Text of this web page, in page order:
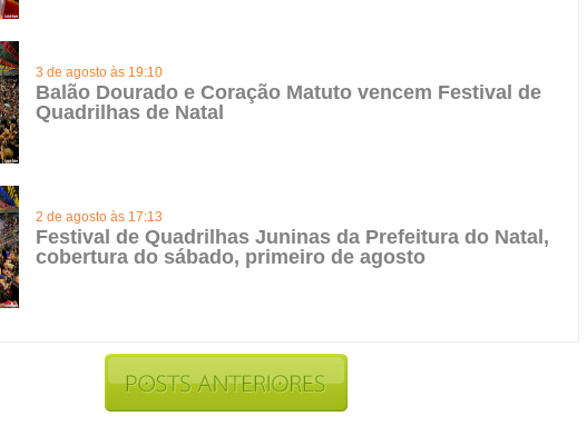
3 de agosto às 19:10
Balão Dourado e Coração Matuto vencem Festival de
Quadrilhas de Natal
2 de agosto às 17:13
Festival de Quadrilhas Juninas da Prefeitura do Natal,
cobertura do sábado, primeiro de agosto